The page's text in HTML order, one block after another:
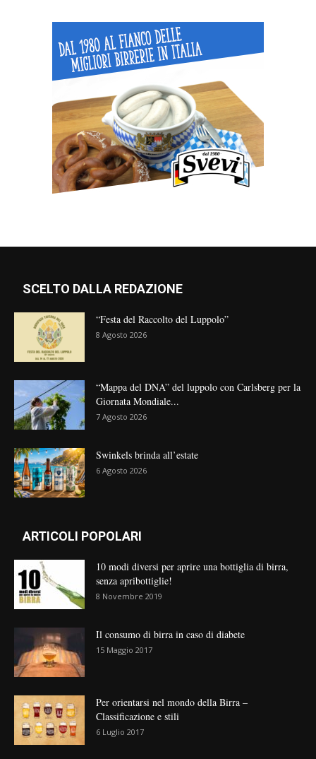
SCELTO DALLA REDAZIONE
“Festa del Raccolto del Luppolo”
8 Agosto 2026
“Mappa del DNA” del luppolo con Carlsberg per la
Giornata Mondiale...
7 Agosto 2026
Swinkels brinda all’estate
6 Agosto 2026
ARTICOLI POPOLARI
10 modi diversi per aprire una bottiglia di birra,
senza apribottiglie!
8 Novembre 2019
Il consumo di birra in caso di diabete
15 Maggio 2017
Per orientarsi nel mondo della Birra –
Classificazione e stili
6 Luglio 2017